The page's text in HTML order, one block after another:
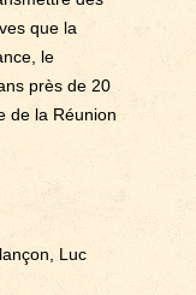
que la
le
près de 20
de la Réunion
Luc